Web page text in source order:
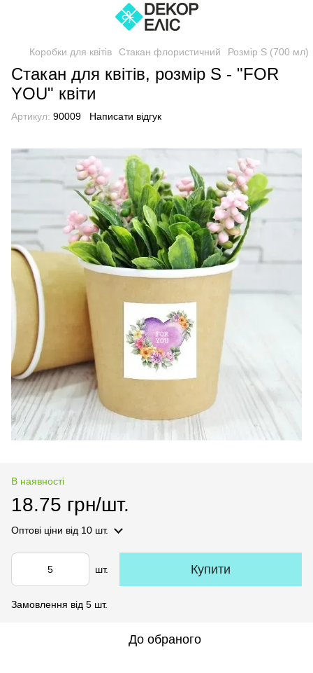
Коробки для квітів Стакан флористичний Розмір S (700 мл)
Стакан для квітів, розмір S - "FOR
YOU" квіти
Артикул: 90009 Написати відгук
В наявності
18.75 грн/шт.
Оптові ціни від 10 шт.
шт. Купити
Замовлення від 5 шт.
До обраного